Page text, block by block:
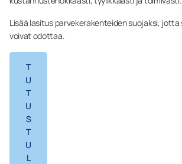
Lisää lasitus parvekerakenteiden suojaksi,
voivat odottaa.
T
U
T
U
S
T
U
L